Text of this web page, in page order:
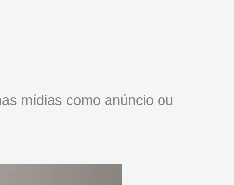
mídias como anúncio ou